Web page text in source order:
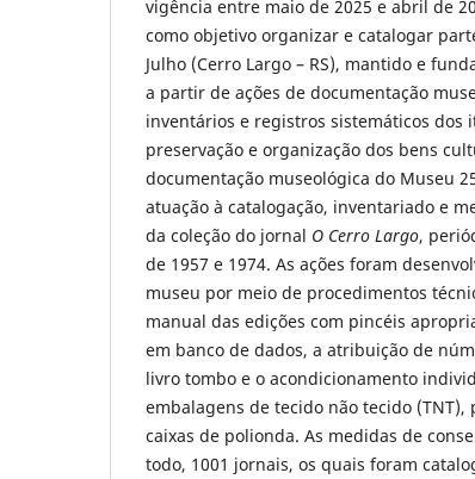
vigência entre maio de 2025 e abril de
como objetivo organizar e catalogar
Julho (Cerro Largo – RS), mantido e
a partir de ações de documentação
inventários e registros sistemáticos dos
preservação e organização dos bens
documentação museológica do Museu
atuação à catalogação, inventariado e
da coleção do jornal O Cerro Largo,
de 1957 e 1974. As ações foram
museu por meio de procedimentos
manual das edições com pincéis
em banco de dados, a atribuição de
livro tombo e o acondicionamento
embalagens de tecido não tecido
caixas de polionda. As medidas de
todo, 1001 jornais, os quais foram